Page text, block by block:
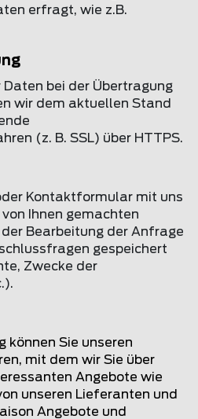
erfragt, wie z.B.
Daten bei der Übertragung
wir dem aktuellen Stand
(z. B. SSL) über HTTPS.
Kontaktformular mit uns
Ihnen gemachten
Bearbeitung der Anfrage
gespeichert
Zwecke der
können Sie unseren
mit dem wir Sie über
Angebote wie
unseren Lieferanten und
Angebote und